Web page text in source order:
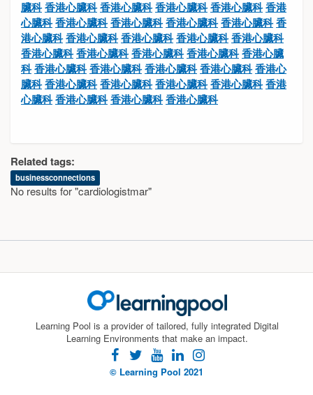
臟科香港心臟科香港心臟科香港心臟科香港心臟科香港
心臟科香港心臟科香港心臟科香港心臟科香港心臟科香
港心臟科香港心臟科香港心臟科香港心臟科香港心臟科
香港心臟科香港心臟科香港心臟科香港心臟科香港心臟
科香港心臟科香港心臟科香港心臟科香港心臟科香港心
臟科香港心臟科香港心臟科香港心臟科香港心臟科香港
心臟科香港心臟科香港心臟科香港心臟科
Related tags:
businessconnections
No results for "cardiologistmar"
Learning Pool is a provider of tailored, fully integrated Digital
Learning Environments that make an impact.
facebook
twitteryoutube
linkedininstagram
© Learning Pool 2021